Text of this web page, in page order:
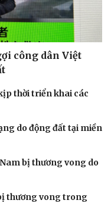
công dân Việt
thời triển khai các
do động đất tại miền
bị thương vong do
thương vong trong